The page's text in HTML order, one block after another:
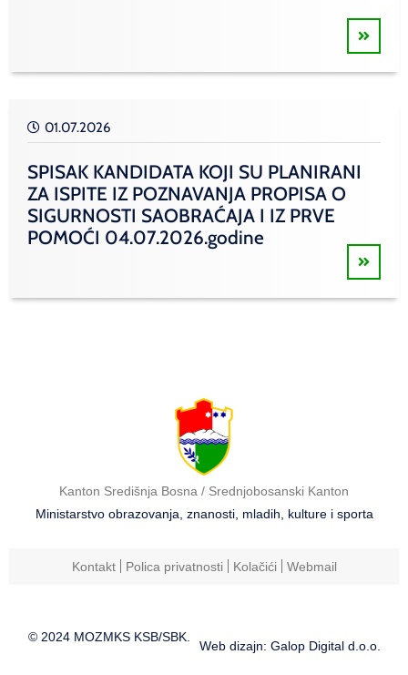
01.07.2026
SPISAK KANDIDATA KOJI SU PLANIRANI
ZA ISPITE IZ POZNAVANJA PROPISA O
SIGURNOSTI SAOBRAĆAJA I IZ PRVE
POMOĆI 04.07.2026.godine
Kanton Središnja Bosna / Srednjobosanski Kanton
Ministarstvo obrazovanja, znanosti, mladih, kulture i sporta
Kontakt Polica privatnosti Kolačići Webmail
© 2024 MOZMKS KSB/SBK.
Web dizajn: Galop Digital d.o.o.